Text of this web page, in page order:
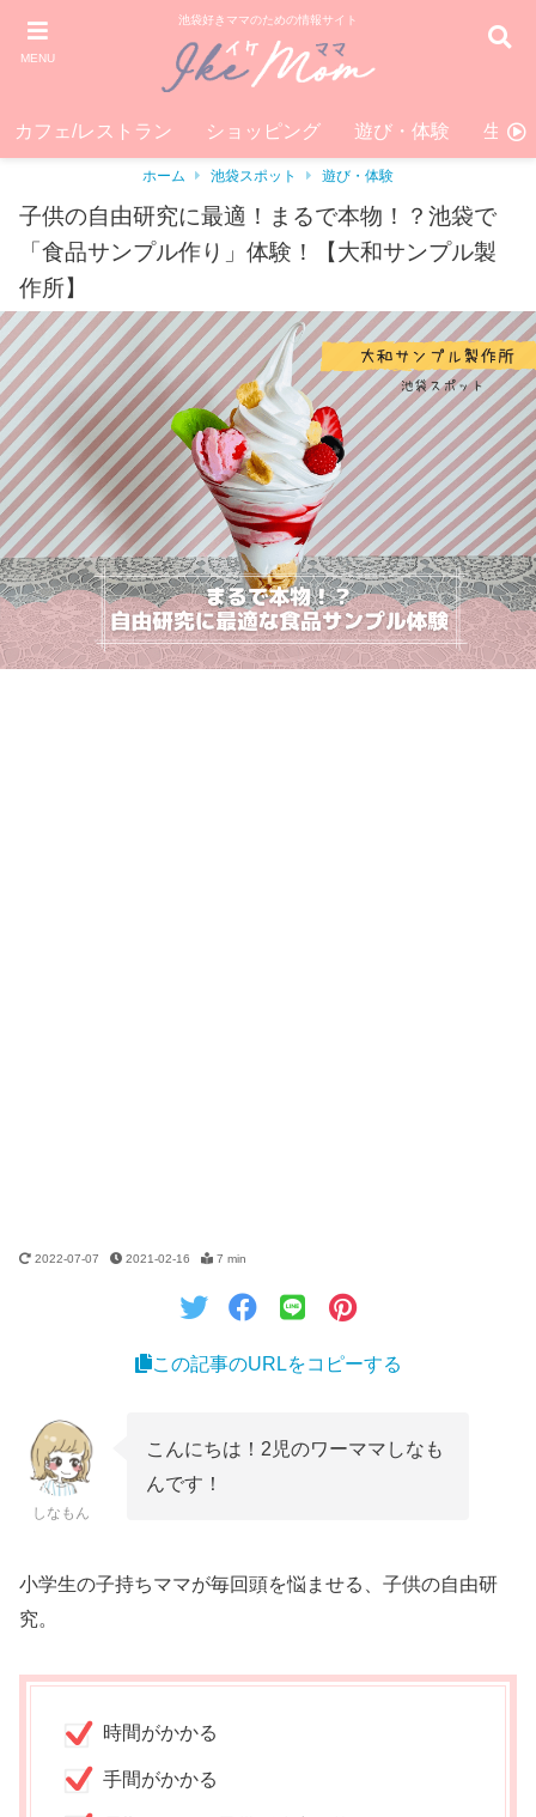
MENU
池袋好きママのための情報サイト
カフェ/レストラン ショッピング 遊び・体験 生活
ホーム 池袋スポット 遊び・体験
子供の自由研究に最適！まるで本物！？池袋で
「食品サンプル作り」体験！【大和サンプル製
作所】
2022-07-07 2021-02-16 7 min
この記事のURLをコピーする
しなもん
こんにちは！2児のワーママしなも
んです！
小学生の子持ちママが毎回頭を悩ませる、子供の自由研
究。
時間がかかる
手間がかかる